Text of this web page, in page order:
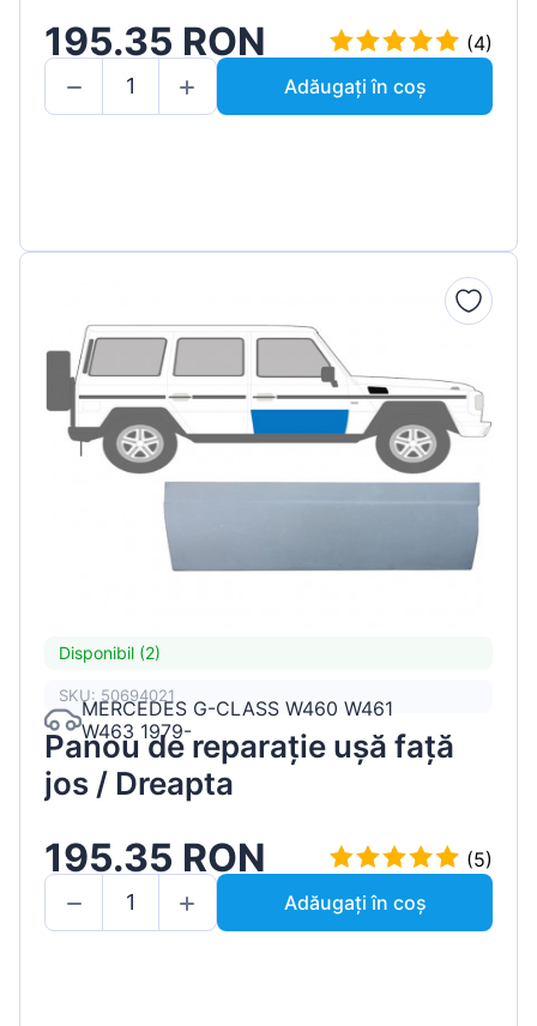
195.35 RON
(4)
Adăugați în coș
Disponibil (2)
SKU: 50694021
MERCEDES G-CLASS W460 W461
W463 1979-
Panou de reparație ușă față
jos / Dreapta
195.35 RON
(5)
Adăugați în coș